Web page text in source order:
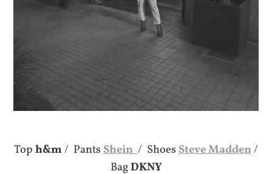
Toph&m/ PantsShein / ShoesSteve Madden/
BagDKNY